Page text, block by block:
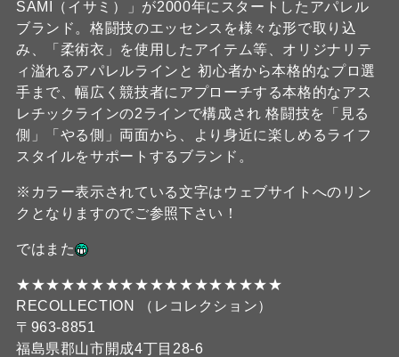
SAMI（イサミ）」が2000年にスタートしたアパレル
ブランド。格闘技のエッセンスを様々な形で取り込
み、「柔術衣」を使用したアイテム等、オリジナリテ
ィ溢れるアパレルラインと 初心者から本格的なプロ選
手まで、幅広く競技者にアプローチする本格的なアス
レチックラインの2ラインで構成され 格闘技を「見る
側」「やる側」両面から、より身近に楽しめるライフ
スタイルをサポートするブランド。
※カラー表示されている文字はウェブサイトへのリン
クとなりますのでご参照下さい！
ではまた
★★★★★★★★★★★★★★★★★★
RECOLLECTION （レコレクション）
〒963-8851
福島県郡山市開成4丁目28-6